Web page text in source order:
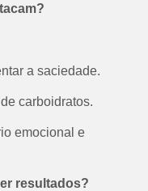
a saciedade.
carboidratos.
emocional e
resultados?